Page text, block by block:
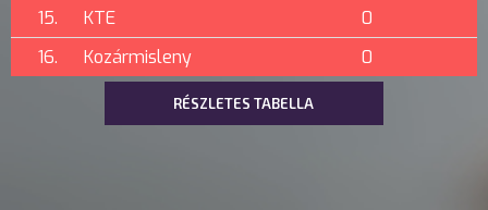
15.
KTE
0
16.
Kozármisleny 0
RÉSZLETES TABELLA